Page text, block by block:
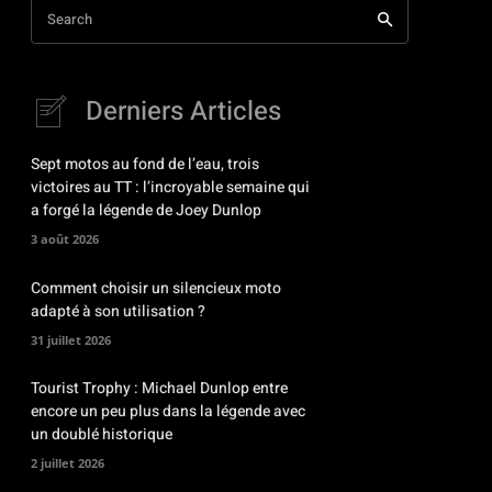
Search
Derniers Articles
Sept motos au fond de l’eau, trois
victoires au TT : l’incroyable semaine qui
a forgé la légende de Joey Dunlop
3 août 2026
Comment choisir un silencieux moto
adapté à son utilisation ?
31 juillet 2026
Tourist Trophy : Michael Dunlop entre
encore un peu plus dans la légende avec
un doublé historique
2 juillet 2026